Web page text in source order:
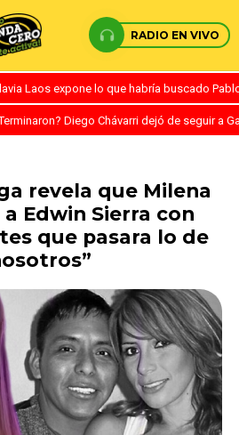
RADIO EN VIVO
Laos expone lo que habría buscado
Diego Chávarri dejó de seguir a
revela que Milena
Edwin Sierra con
que pasara lo de